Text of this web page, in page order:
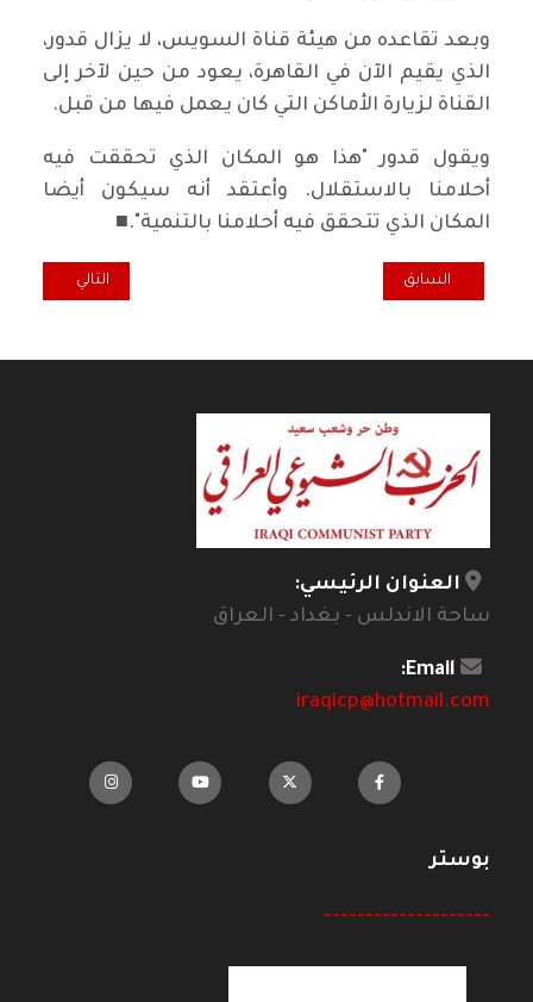
وبعد تقاعده من هيئة قناة السويس، لا يزال قدور،
الذي يقيم الآن في القاهرة، يعود من حين لآخر إلى
القناة لزيارة الأماكن التي كان يعمل فيها من قبل.
ويقول قدور "هذا هو المكان الذي تحققت فيه
أحلامنا بالاستقلال. وأعتقد أنه سيكون أيضا
المكان الذي تتحقق فيه أحلامنا بالتنمية".■
المقال السابق: من جهينة عن خيمة طريق الشعب في مهرجان اللومانيتيه
السابق المقال التالي:
التالي
العنوان الرئيسي:
ساحة الاندلس - بغداد - العراق
Email:
iraqicp@hotmail.com
بوستر
--------------------